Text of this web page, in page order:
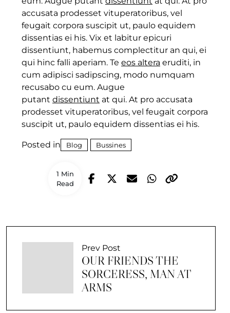
1 Min
Read
accusata prodesset vituperatoribus, vel
feugait corpora suscipit ut, paulo equidem
dissentias ei his. Vix et labitur epicuri
dissentiunt, habemus complectitur an qui, ei
qui hinc falli aperiam. Te eos altera eruditi, in
cum adipisci sadipscing, modo numquam
recusabo cu eum. Augue
putant dissentiunt at qui. At pro accusata
prodesset vituperatoribus, vel feugait corpora
suscipit ut, paulo equidem dissentias ei his.
Posted in Blog Bussines
Prev Post
OUR FRIENDS THE
SORCERESS, MAN AT
ARMS